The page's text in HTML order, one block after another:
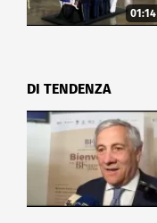
01:14
DI TENDENZA